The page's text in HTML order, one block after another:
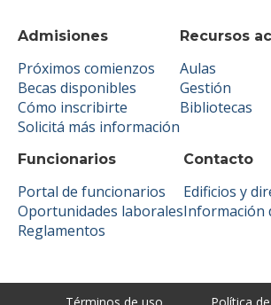
Admisiones
Próximos comienzos
Becas disponibles
Cómo inscribirte
Solicitá más información
Recursos
Aulas
Gestión
Bibliotecas
Funcionarios
Portal de funcionarios
Oportunidades laborales
Reglamentos
Contacto
Edificios y
Información